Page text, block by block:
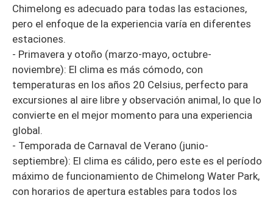
Chimelong es adecuado para todas las estaciones,
pero el enfoque de la experiencia varía en diferentes
estaciones.
- Primavera y otoño (marzo-mayo, octubre-
noviembre): El clima es más cómodo, con
temperaturas en los años 20 Celsius, perfecto para
excursiones al aire libre y observación animal, lo que lo
convierte en el mejor momento para una experiencia
global.
- Temporada de Carnaval de Verano (junio-
septiembre): El clima es cálido, pero este es el período
máximo de funcionamiento de Chimelong Water Park,
con horarios de apertura estables para todos los